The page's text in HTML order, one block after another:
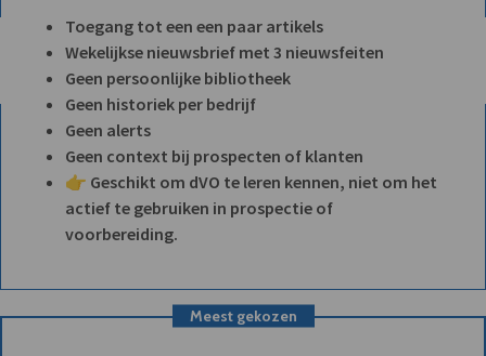
Toegang tot een een paar artikels
Wekelijkse nieuwsbrief met 3 nieuwsfeiten
Geen persoonlijke bibliotheek
Geen historiek per bedrijf
Geen alerts
Geen context bij prospecten of klanten
👉 Geschikt om dVO te leren kennen, niet om het
actief te gebruiken in prospectie of
voorbereiding.
Meest gekozen